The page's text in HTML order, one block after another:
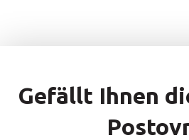
Gefällt Ihnen